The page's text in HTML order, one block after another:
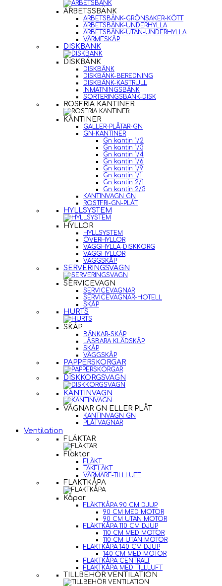
ARBETSSBÄNK
ARBETSBÄNK-GRÖNSAKER-KÖTT
ARBETSBÄNK-UNDERHYLLA
ARBETSBÄNK-UTAN-UNDERHYLLA
VÄRMESKÅP
DISKBÄNK
DISKBÄNK
DISKBÄNK
DISKBÄNK-BEREDNING
DISKBÄNK-KASTRULL
INMATNINGSBÄNK
SORTERINGSBÄNK-DISK
ROSFRIA KANTINER
KANTINER
GALLER-PLÅTAR-GN
GN-KANTINER
Gn kantin 1/2
Gn kantin 1/3
Gn kantin 1/4
Gn kantin 1/6
Gn kantin 1/9
Gn kantin 1/1
Gn kantin 2/1
Gn kantin 2/3
KANTINVAGN GN
ROSTFRI-GN-PLÅT
HYLLSYSTEM
HYLLOR
HYLLSYSTEM
ÖVERHYLLOR
VÄGGHYLLA-DISKKORG
VÄGGHYLLOR
VÄGGSKÅP
SERVERINGSVAGN
SERVICEVAGN
SERVICEVAGNAR
SERVICEVAGNAR-HOTELL
SKÅP
HURTS
SKÅP
BÄNKAR-SKÅP
LÅSBARA KLÄDSKÅP
SKÅP
VÄGGSKÅP
PAPPERSKORGAR
DISKKORGSVAGN
KANTINVAGN
VAGNAR GN ELLER PLÅT
KANTINVAGN GN
PLÅTVAGNAR
Ventilation
FLÄKTAR
Fläktar
FLÄKT
TAKFLÄKT
VÄRMARE-TILLLUFT
FLÄKTKÅPA
Kåpor
FLÄKTKÅPA 90 CM DJUP
90 CM MED MOTOR
90 CM UTAN MOTOR
FLÄKTKÅPA 110 CM DJUP
110 CM MED MOTOR
110 CM UTAN MOTOR
FLÄKTKÅPA 140 CM DJUP
140 CM MED MOTOR
FLÄKTKÅPA CENTRALT
FLÄKTKÅPA MED TILLLUFT
TILLBEHÖR VENTILATION